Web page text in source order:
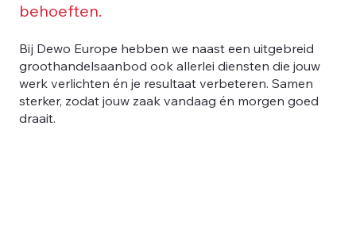
behoeften.
Bij Dewo Europe hebben we naast een uitgebreid
groothandelsaanbod ook allerlei diensten die jouw
werk verlichten én je resultaat verbeteren. Samen
sterker, zodat jouw zaak vandaag én morgen goed
draait.